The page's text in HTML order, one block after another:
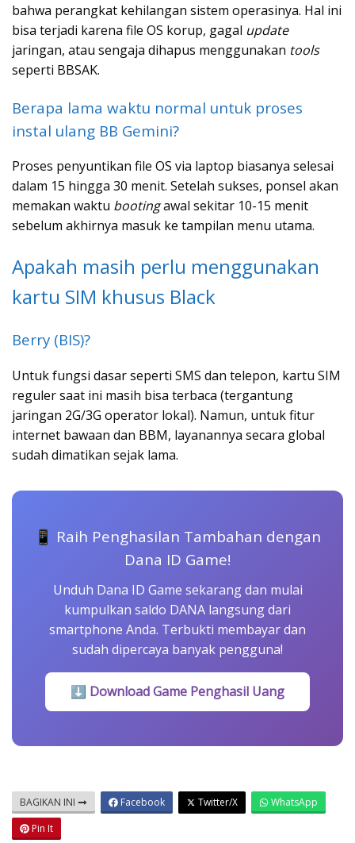
bahwa perangkat kehilangan sistem operasinya. Hal ini
bisa terjadi karena file OS korup, gagal update
jaringan, atau sengaja dihapus menggunakan tools
seperti BBSAK.
Berapa lama waktu normal untuk proses
instal ulang BB Gemini?
Proses penyuntikan file OS via laptop biasanya selesai
dalam 15 hingga 30 menit. Setelah sukses, ponsel akan
memakan waktu bootingawal sekitar 10-15 menit
sebelum akhirnya masuk ke tampilan menu utama.
Apakah masih perlu menggunakan
kartu SIM khusus Black
Berry (BIS)?
Untuk fungsi dasar seperti SMS dan telepon, kartu SIM
reguler saat ini masih bisa terbaca (tergantung
jaringan 2G/3G operator lokal). Namun, untuk fitur
internet bawaan dan BBM, layanannya secara global
sudah dimatikan sejak lama.
📱 Raih Penghasilan Tambahan dengan
Dana ID Game!
Unduh Dana ID Game sekarang dan mulai
kumpulkan saldo DANA langsung dari
smartphone Anda. Terbukti membayar dan
sudah dipercaya banyak pengguna!
⬇ Download Game Penghasil Uang
BAGIKAN INI Facebook Twitter/X
WhatsApp
Pin It